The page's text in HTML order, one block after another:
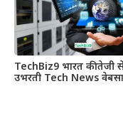
TechBiz9 भारत की तेजी
उभरती Tech News